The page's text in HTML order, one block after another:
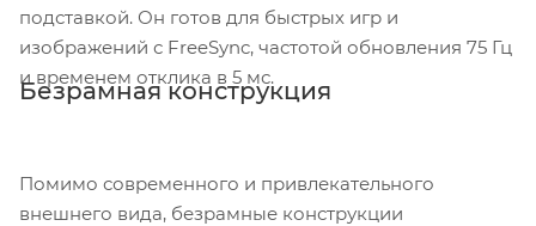
подставкой. Он готов для быстрых игр и
изображений с FreeSync, частотой обновления 75 Гц
и временем отклика в 5 мс.
Безрамная конструкция
Помимо современного и привлекательного
внешнего вида, безрамные конструкции